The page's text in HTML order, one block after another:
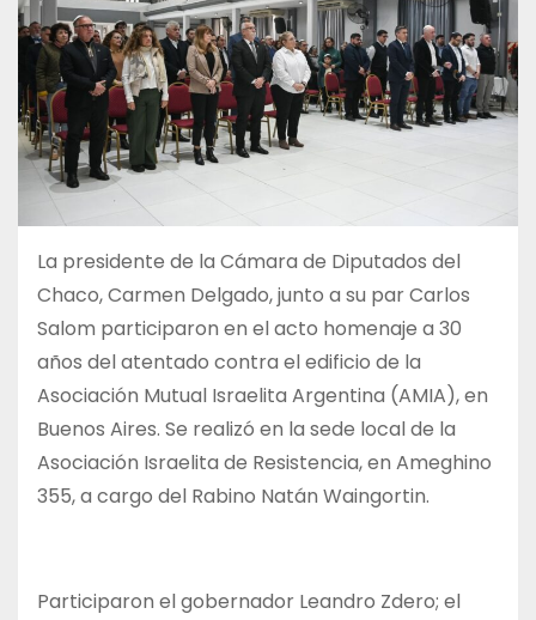
La presidente de la Cámara de Diputados del
Chaco, Carmen Delgado, junto a su par Carlos
Salom participaron en el acto homenaje a 30
años del atentado contra el edificio de la
Asociación Mutual Israelita Argentina (AMIA), en
Buenos Aires. Se realizó en la sede local de la
Asociación Israelita de Resistencia, en Ameghino
355, a cargo del Rabino Natán Waingortin.
Participaron el gobernador Leandro Zdero; el